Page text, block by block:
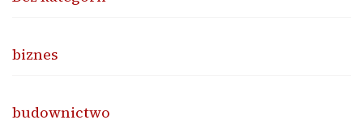
biznes
budownictwo